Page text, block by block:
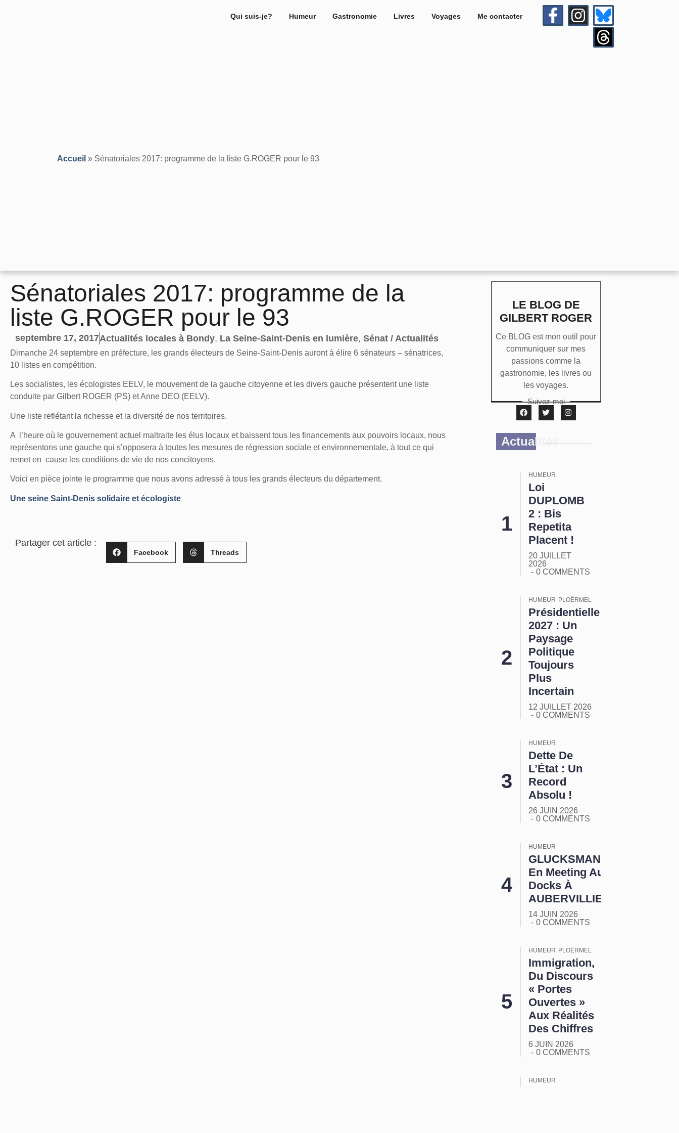
Qui suis-je? Humeur Gastronomie Livres Voyages Me contacter
Accueil » Sénatoriales 2017: programme de la liste G.ROGER pour le 93
Sénatoriales 2017: programme de la
liste G.ROGER pour le 93
septembre 17, 2017Actualités locales à Bondy, La Seine-Saint-Denis en lumière, Sénat / Actualités
Dimanche 24 septembre en préfecture, les grands électeurs de Seine-Saint-Denis auront à élire 6 sénateurs – sénatrices,
10 listes en compétition.
Les socialistes, les écologistes EELV, le mouvement de la gauche citoyenne et les divers gauche présentent une liste
conduite par Gilbert ROGER (PS) et Anne DEO (EELV).
Une liste reflétant la richesse et la diversité de nos territoires.
A l’heure où le gouvernement actuel maltraite les élus locaux et baissent tous les financements aux pouvoirs locaux, nous
représentons une gauche qui s’opposera à toutes les mesures de régression sociale et environnementale, à tout ce qui
remet en cause les conditions de vie de nos concitoyens.
Voici en pièce jointe le programme que nous avons adressé à tous les grands électeurs du département.
Une seine Saint-Denis solidaire et écologiste
Partager cet article :
Facebook Threads
LE BLOG DE
GILBERT ROGER
Ce BLOG est mon outil pour
communiquer sur mes
passions comme la
gastronomie, les livres ou
les voyages.
Suivez-moi
Actualités
HUMEUR
Loi
DUPLOMB
2 : Bis
Repetita
Placent !
20 JUILLET
2026
0 COMMENTS
HUMEUR PLOËRMEL
Présidentielle
2027 : Un
Paysage
Politique
Toujours
Plus
Incertain
12 JUILLET 2026
0 COMMENTS
HUMEUR
Dette De
L’État : Un
Record
Absolu !
26 JUIN 2026
0 COMMENTS
HUMEUR
GLUCKSMANN
En Meeting Aux
Docks À
AUBERVILLIERS
14 JUIN 2026
0 COMMENTS
HUMEUR PLOËRMEL
Immigration,
Du Discours
« Portes
Ouvertes »
Aux Réalités
Des Chiffres
6 JUIN 2026
0 COMMENTS
HUMEUR